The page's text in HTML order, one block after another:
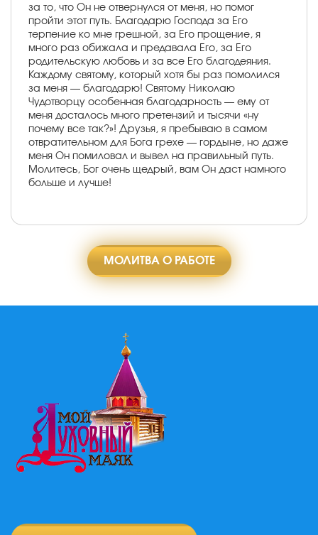
за то, что Он не отвернулся от меня, но помог
пройти этот путь. Благодарю Господа за Его
терпение ко мне грешной, за Его прощение, я
много раз обижала и предавала Его, за Его
родительскую любовь и за все Его благодеяния.
Каждому святому, который хотя бы раз помолился
за меня — благодарю! Святому Николаю
Чудотворцу особенная благодарность — ему от
меня досталось много претензий и тысячи «ну
почему все так?»! Друзья, я пребываю в самом
отвратительном для Бога грехе — гордыне, но даже
меня Он помиловал и вывел на правильный путь.
Молитесь, Бог очень щедрый, вам Он даст намного
больше и лучше!
МОЛИТВА О РАБОТЕ